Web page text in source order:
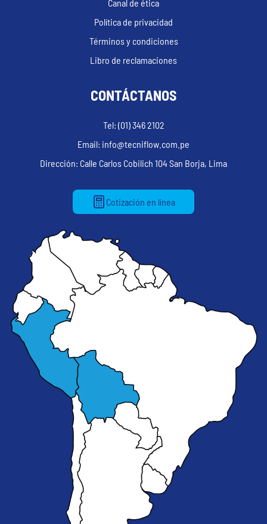
Canal de ética
Política de privacidad
Términos y condiciones
Libro de reclamaciones
CONTÁCTANOS
Tel: (01) 346 2102
Email: info@tecniflow.com.pe
Dirección: Calle Carlos Cobilich 104 San Borja, Lima
Cotización en línea